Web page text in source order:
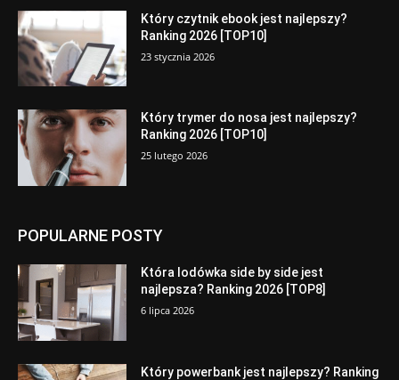
Który czytnik ebook jest najlepszy?
Ranking 2026 [TOP10]
23 stycznia 2026
Który trymer do nosa jest najlepszy?
Ranking 2026 [TOP10]
25 lutego 2026
POPULARNE POSTY
Która lodówka side by side jest
najlepsza? Ranking 2026 [TOP8]
6 lipca 2026
Który powerbank jest najlepszy? Ranking